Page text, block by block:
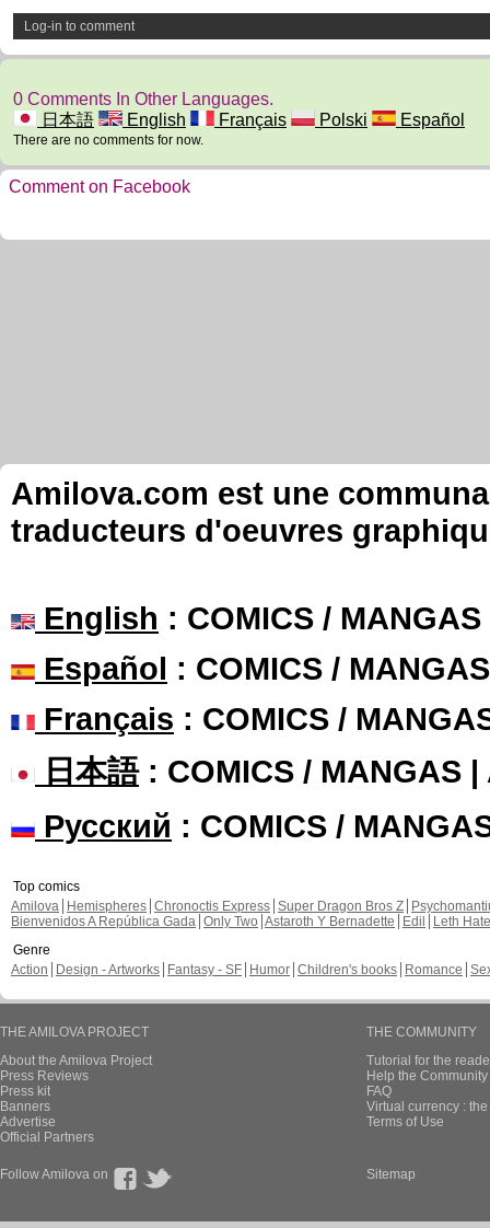
Log-in to comment
0 Comments In Other Languages.
日本語
English Français Polski Español
There are no comments for now.
Comment on Facebook
Amilova.com est une
traducteurs d'oeuvres
English : COMICS /
Español : COMICS /
Français : COMICS /
日本語: COMICS / MANGAS |
Русский : COMICS /
Top comics
Amilova
Hemispheres Chronoctis Express Super Dragon Bros Z
Bienvenidos A República Gada Only Two Astaroth Y Bernadette Edil
Leth Hate
Genre
Action
Design - Artworks Fantasy - SF Humor Children's books Romance
THE AMILOVA PROJECT
About the Amilova Project
Press Reviews
Press kit
Banners
Advertise
Official Partners
THE COMMUNITY
Tutorial for the
Help the
FAQ
Virtual currency :
Terms of Use
Follow Amilova on Sitemap